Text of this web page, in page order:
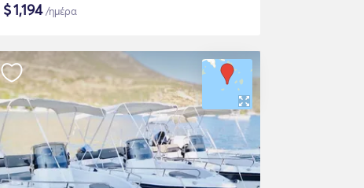
$1,194/ημέρα